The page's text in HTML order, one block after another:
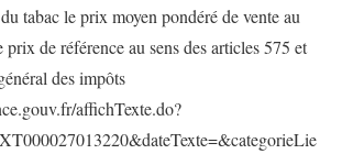
tabac le prix moyen pondéré de vente au
prix de référence au sens des articles 575 et
des impôts
affichTexte.do?